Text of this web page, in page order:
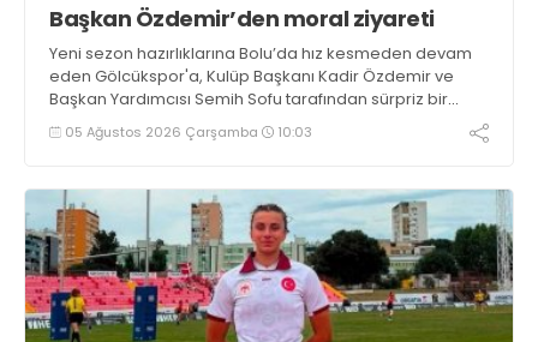
Başkan Özdemir’den moral ziyareti
Yeni sezon hazırlıklarına Bolu’da hız kesmeden devam
eden Gölcükspor'a, Kulüp Başkanı Kadir Özdemir ve
Başkan Yardımcısı Semih Sofu tarafından sürpriz bir
moral ziyareti gerçekleştirildi
05 Ağustos 2026 Çarşamba 10:03